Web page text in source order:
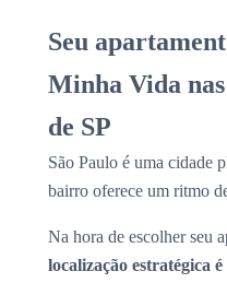
Seu
Minha Vida
de SP
São Paulo é uma cidade
bairro oferece um ritmo
Na hora de escolher seu
localização estratégica